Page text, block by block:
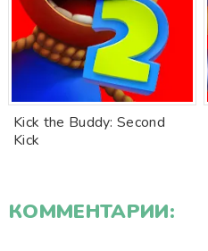
Kick the Buddy: Second
Kick
КОММЕНТАРИИ: